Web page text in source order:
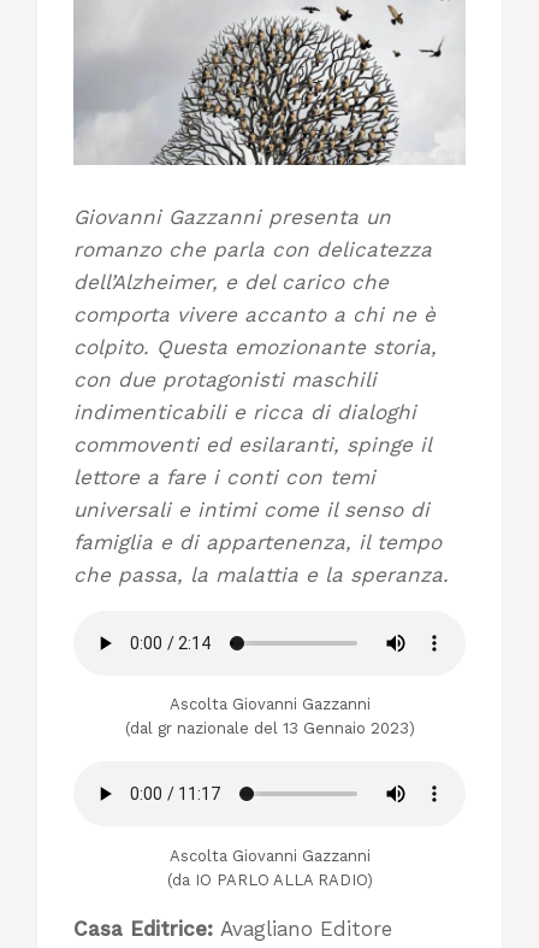
Giovanni Gazzanni presenta un
romanzo che parla con delicatezza
dell’Alzheimer, e del carico che
comporta vivere accanto a chi ne è
colpito. Questa emozionante storia,
con due protagonisti maschili
indimenticabili e ricca di dialoghi
commoventi ed esilaranti, spinge il
lettore a fare i conti con temi
universali e intimi come il senso di
famiglia e di appartenenza, il tempo
che passa, la malattia e la speranza.
Ascolta Giovanni Gazzanni
(dal gr nazionale del 13 Gennaio 2023)
Ascolta Giovanni Gazzanni
(da IO PARLO ALLA RADIO)
Casa Editrice: Avagliano Editore